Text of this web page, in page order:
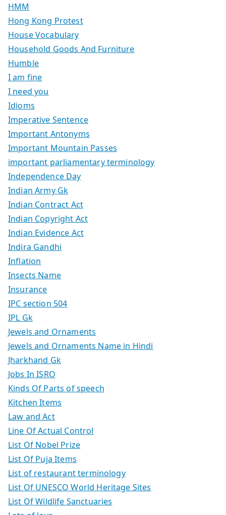
HMM
Hong Kong Protest
House Vocabulary
Household Goods And Furniture
Humble
I am fine
I need you
Idioms
Imperative Sentence
Important Antonyms
Important Mountain Passes
important parliamentary terminology
Independence Day
Indian Army Gk
Indian Contract Act
Indian Copyright Act
Indian Evidence Act
Indira Gandhi
Inflation
Insects Name
Insurance
IPC section 504
IPL Gk
Jewels and Ornaments
Jewels and Ornaments Name in Hindi
Jharkhand Gk
Jobs In ISRO
Kinds Of Parts of speech
Kitchen Items
Law and Act
Line Of Actual Control
List Of Nobel Prize
List Of Puja Items
List of restaurant terminology
List Of UNESCO World Heritage Sites
List Of Wildlife Sanctuaries